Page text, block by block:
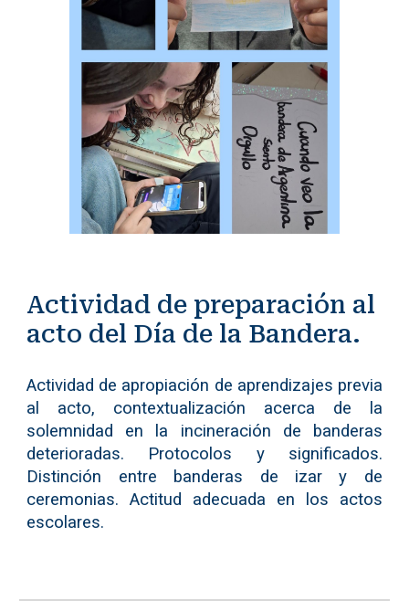
Actividad de preparación al
acto del Día de la Bandera.
Actividad de apropiación de aprendizajes previa
al acto, contextualización acerca de la
solemnidad en la incineración de banderas
deterioradas. Protocolos y significados.
Distinción entre banderas de izar y de
ceremonias. Actitud adecuada en los actos
escolares.